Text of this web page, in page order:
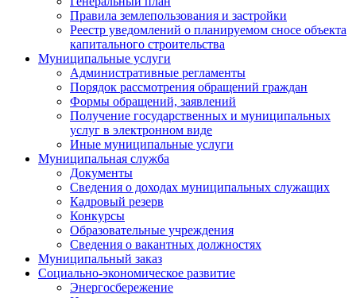
Правила землепользования и застройки
Реестр уведомлений о планируемом сносе объекта
капитального строительства
Муниципальные услуги
Административные регламенты
Порядок рассмотрения обращений граждан
Формы обращений, заявлений
Получение государственных и муниципальных
услуг в электронном виде
Иные муниципальные услуги
Муниципальная служба
Документы
Сведения о доходах муниципальных служащих
Кадровый резерв
Конкурсы
Образовательные учреждения
Сведения о вакантных должностях
Муниципальный заказ
Социально-экономическое развитие
Энергосбережение